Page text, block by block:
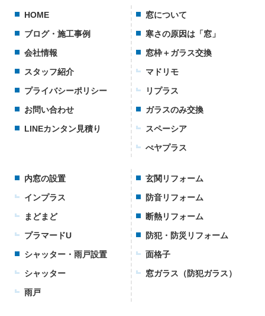
HOME
ブログ・施工事例
会社情報
スタッフ紹介
プライバシーポリシー
お問い合わせ
LINEカンタン見積り
窓について
寒さの原因は「窓」
窓枠＋ガラス交換
マドリモ
リプラス
ガラスのみ交換
スペーシア
ぺヤプラス
内窓の設置
インプラス
まどまど
プラマードU
シャッター・雨戸設置
シャッター
雨戸
玄関リフォーム
防音リフォーム
断熱リフォーム
防犯・防災リフォーム
面格子
窓ガラス（防犯ガラス）